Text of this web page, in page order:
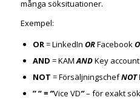
många söksituationer.
Exempel:
OR= LinkedIn ORFacebook
AND = KAMANDKey
NOT = FörsäljningschefNOT
” ”= ”Vice VD”– för exakt